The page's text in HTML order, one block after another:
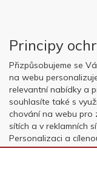
Copyright © OK
Principy
Přizpůsobujeme se
na webu
relevantní nabídky a
souhlasíte také s
chování na webu pro
sítích a v reklamních
Personalizaci a
nebo kdykoli vypnout